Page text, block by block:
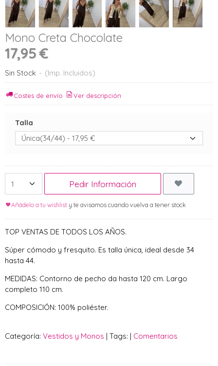
Mono Creta Chocolate
17,95 €
Sin Stock - (Imp. Incluidos)
Costes de envío Ver descripción
Talla
Pedir Información
Añádelo a tu wishlist y te avisamos cuando vuelva a tener stock
TOP VENTAS DE TODOS LOS AÑOS.
Súper cómodo y fresquito. Es talla única, ideal desde 34
hasta 44.
MEDIDAS: Contorno de pecho da hasta 120 cm. Largo
completo 110 cm.
COMPOSICIÓN: 100% poliéster.
Categoría: Vestidos y Monos | Tags: | Comentarios